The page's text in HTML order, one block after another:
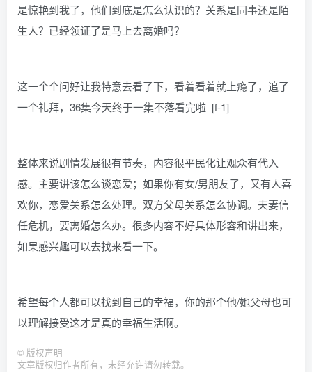
是惊艳到我了，他们到底是怎么认识的？关系是同事还是陌
生人？已经领证了是马上去离婚吗？
这一个个问好让我特意去看了下，看着看着就上瘾了，追了
一个礼拜，36集今天终于一集不落看完啦 [f-1]
整体来说剧情发展很有节奏，内容很平民化让观众有代入
感。主要讲该怎么谈恋爱；如果你有女/男朋友了，又有人喜
欢你，恋爱关系怎么处理。双方父母关系怎么协调。夫妻信
任危机，要离婚怎么办。很多内容不好具体形容和讲出来，
如果感兴趣可以去找来看一下。
希望每个人都可以找到自己的幸福，你的那个他/她父母也可
以理解接受这才是真的幸福生活啊。
© 版权声明
文章版权归作者所有，未经允许请勿转载。